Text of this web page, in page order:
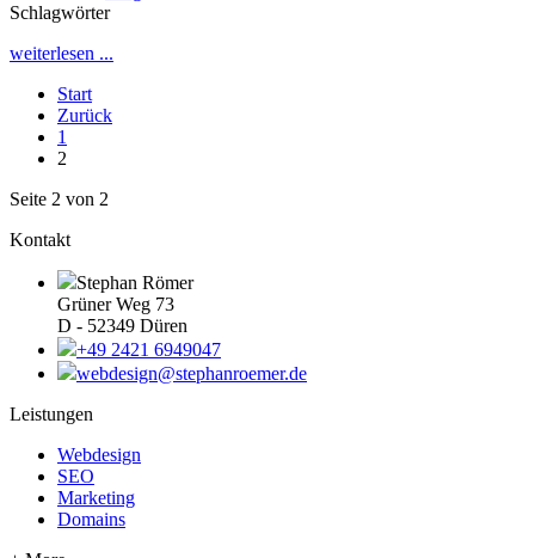
Schlagwörter
weiterlesen ...
Start
Zurück
1
2
Seite 2 von 2
Kontakt
Stephan Römer
Grüner Weg 73
D - 52349 Düren
+49 2421 6949047
webdesign@stephanroemer.de
Leistungen
Webdesign
SEO
Marketing
Domains